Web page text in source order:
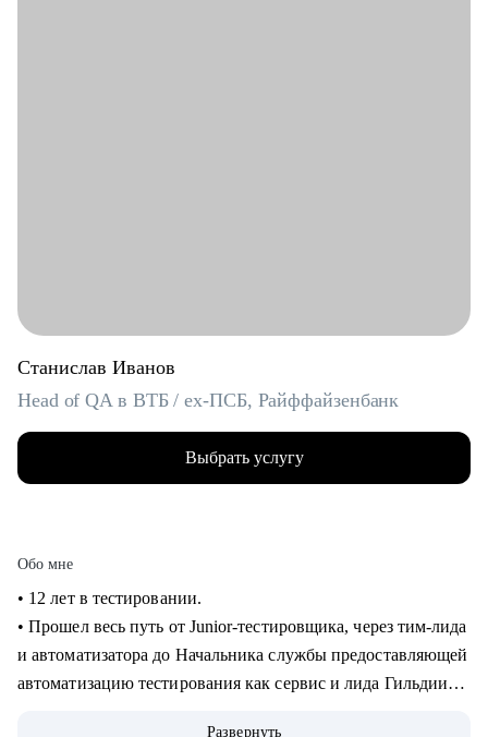
Станислав Иванов
Head of QA в ВТБ / ex-ПСБ, Райффайзенбанк
Выбрать услугу
Обо мне
• 12 лет в тестировании.
• Прошел весь путь от Junior-тестировщика, через тим-лида
и автоматизатора до Начальника службы предоставляющей
автоматизацию тестирования как сервис и лида Гильдии
Развернуть